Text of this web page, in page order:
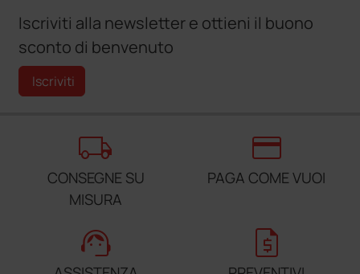
Iscriviti alla newsletter e ottieni il buono
sconto di benvenuto
Iscriviti
local_shipping
CONSEGNE SU
MISURA
credit_card
PAGA COME VUOI
support_agent request_quote